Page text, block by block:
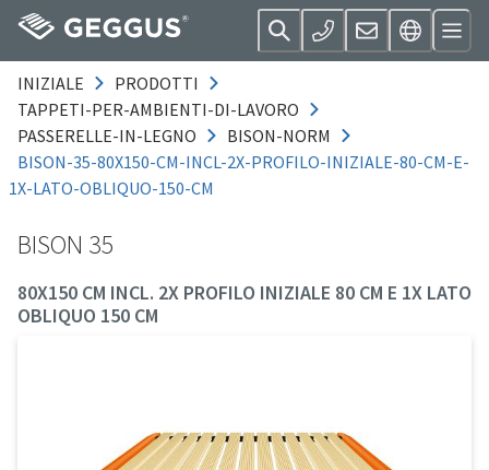
INIZIALE
PRODOTTI
TAPPETI-PER-AMBIENTI-DI-LAVORO
PASSERELLE-IN-LEGNO
BISON-NORM
BISON-35-80X150-CM-INCL-2X-PROFILO-INIZIALE-80-CM-E-
1X-LATO-OBLIQUO-150-CM
BISON 35
80X150 CM INCL. 2X PROFILO INIZIALE 80 CM E 1X LATO
OBLIQUO 150 CM